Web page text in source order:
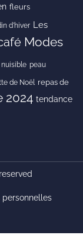
fleurs
d'hiver Les
Modes
nuisible peau
de Noël repas de
2024 tendance
personnelles